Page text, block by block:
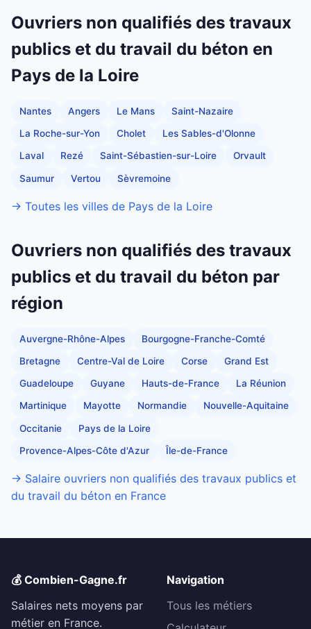
Ouvriers non qualifiés des travaux
publics et du travail du béton en
Pays de la Loire
Nantes Angers Le Mans Saint-Nazaire
La Roche-sur-Yon Cholet Les Sables-d'Olonne
Laval Rezé Saint-Sébastien-sur-Loire Orvault
Saumur Vertou Sèvremoine
→ Toutes les villes de Pays de la Loire
Ouvriers non qualifiés des travaux
publics et du travail du béton par
région
Auvergne-Rhône-Alpes Bourgogne-Franche-Comté
Bretagne Centre-Val de Loire Corse Grand Est
Guadeloupe Guyane Hauts-de-France La Réunion
Martinique Mayotte Normandie Nouvelle-Aquitaine
Occitanie Pays de la Loire
Provence-Alpes-Côte d'Azur Île-de-France
→ Salaire ouvriers non qualifiés des travaux publics et
du travail du béton en France
💰 Combien-Gagne.fr
Salaires nets moyens par
métier en France.
Navigation
Tous les métiers